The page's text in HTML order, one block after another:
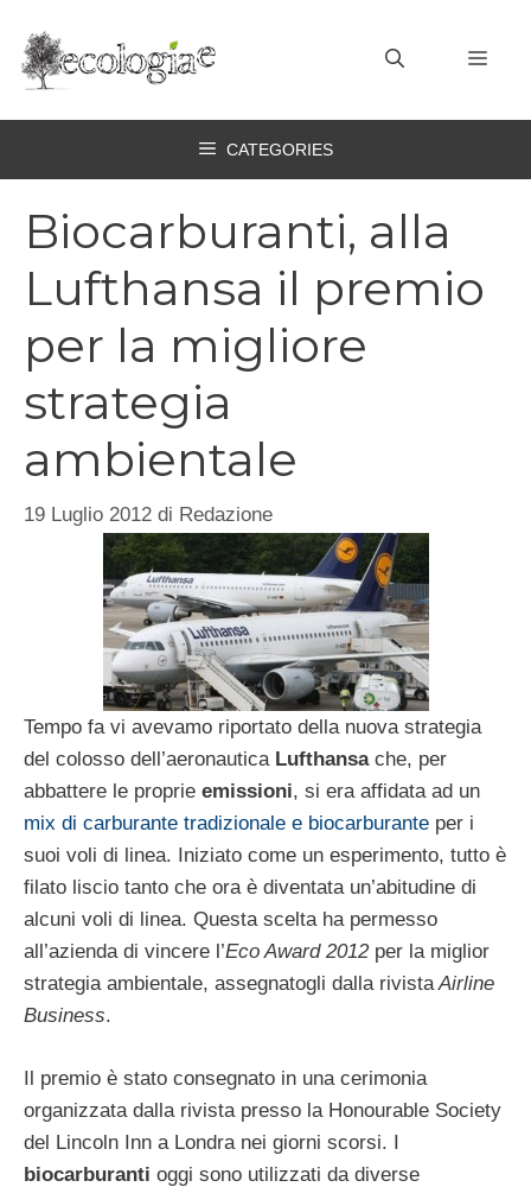
contenuto
CATEGORIES
Biocarburanti, alla
Lufthansa il premio
per la migliore
strategia
ambientale
19 Luglio 2012 di Redazione
Tempo fa vi avevamo riportato della nuova strategia
del colosso dell’aeronautica Lufthansache, per
abbattere le proprie emissioni, si era affidata ad un
mix di carburante tradizionale e biocarburante per i
suoi voli di linea. Iniziato come un esperimento, tutto è
filato liscio tanto che ora è diventata un’abitudine di
alcuni voli di linea. Questa scelta ha permesso
all’azienda di vincere l’Eco Award 2012per la miglior
strategia ambientale, assegnatogli dalla rivistaAirline
Business.
Il premio è stato consegnato in una cerimonia
organizzata dalla rivista presso la Honourable Society
del Lincoln Inn a Londra nei giorni scorsi. I
biocarburanti oggi sono utilizzati da diverse